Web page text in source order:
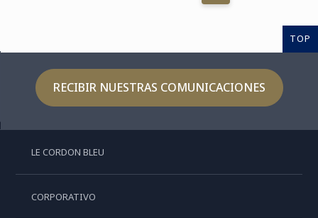
TOP
RECIBIR NUESTRAS COMUNICACIONES
LE CORDON BLEU
CORPORATIVO